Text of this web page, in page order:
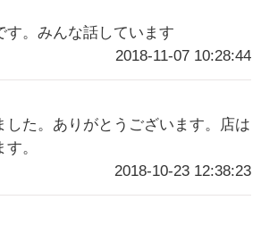
す。みんな話しています
2018-11-07 10:28:44
した。ありがとうございます。店は
。
2018-10-23 12:38:23